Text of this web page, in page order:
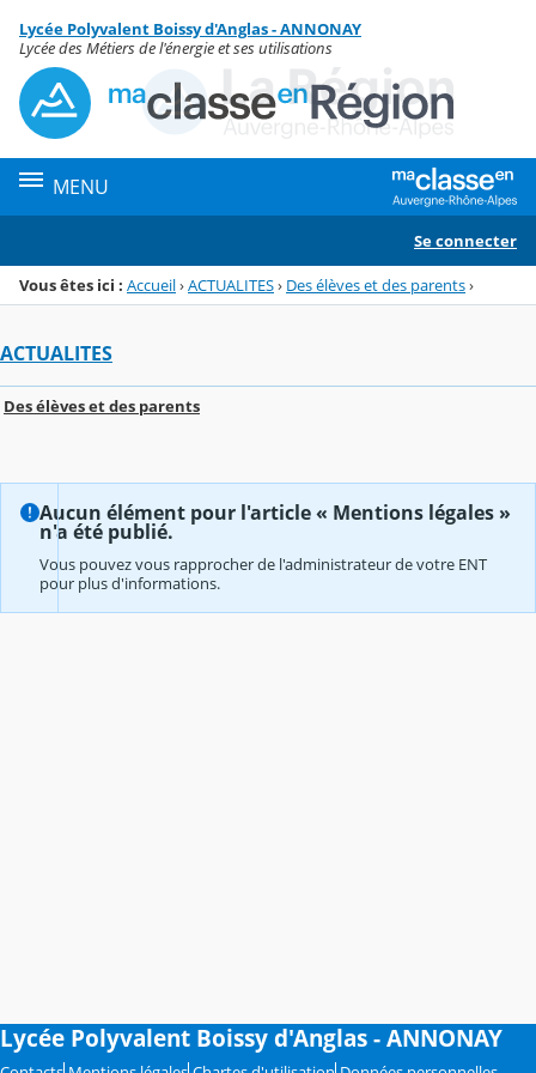
Menu de la rubrique
Contenu
Lycée Polyvalent Boissy d'Anglas - ANNONAY
Lycée des Métiers de l'énergie et ses utilisations
MENU
Se connecter
Vous êtes ici : Accueil›ACTUALITES› Des élèves et des parents›
ACTUALITES
Des élèves et des parents
Aucun élément pour l'article « Mentions légales »
n'a été publié.
Vous pouvez vous rapprocher de l'administrateur de votre ENT
pour plus d'informations.
Lycée Polyvalent Boissy d'Anglas - ANNONAY